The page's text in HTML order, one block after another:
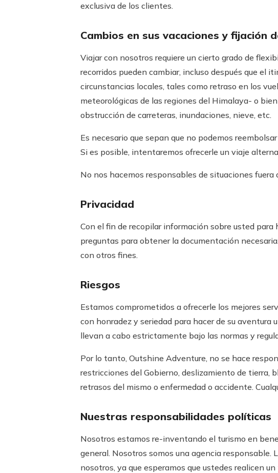
exclusiva de los clientes.
Cambios en sus vacaciones y fijación
Viajar con nosotros requiere un cierto grado de
recorridos pueden cambiar, incluso después que el
circunstancias locales, tales como retraso en los
meteorológicas de las regiones del Himalaya- o
obstrucción de carreteras, inundaciones, nieve, etc.
Es necesario que sepan que no podemos
Si es posible, intentaremos ofrecerle un viaje
No nos hacemos responsables de situaciones
Privacidad
Con el fin de recopilar información sobre usted
preguntas para obtener la documentación
con otros fines.
Riesgos
Estamos comprometidos a ofrecerle los mejores
con honradez y seriedad para hacer de su aventura
llevan a cabo estrictamente bajo las normas y
Por lo tanto, Outshine Adventure, no se hace
restricciones del Gobierno, deslizamiento de tierra,
retrasos del mismo o enfermedad o accidente.
Nuestras responsabilidades políticas
Nosotros estamos re-inventando el turismo en
general. Nosotros somos una agencia
nosotros, ya que esperamos que ustedes realicen